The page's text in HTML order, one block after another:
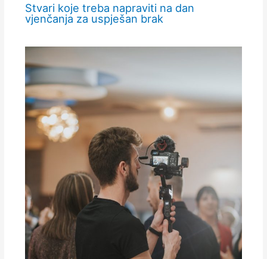
Stvari koje treba napraviti na dan
vjenčanja za uspješan brak